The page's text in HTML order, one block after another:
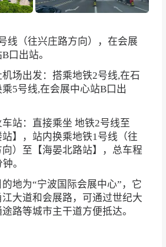
线（往兴庄路方向），在会展
口出站。
机场出发：搭乘地铁2号线,在石
5号线,在会展中心站B口出
车站：直接乘坐 地铁2号线至
站】，站内换乘地铁1号线（往
向）至【海晏北路站】，总车程
。
的地为“宁波国际会展中心”，它
江大道和会展路，可通过世纪大
路等城市主干道方便抵达。